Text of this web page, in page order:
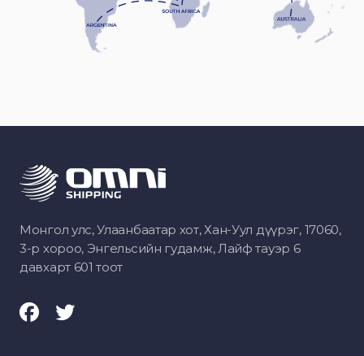
Монгол улс, Улаанбаатар хот, Хан-Уул дүүрэг, 17060,
3-р хороо, Энгельсийн гудамж, Лайф тауэр 6
давхарт 601 тоот